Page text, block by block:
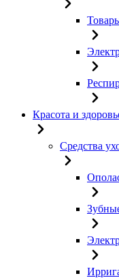
Красота и
Средства